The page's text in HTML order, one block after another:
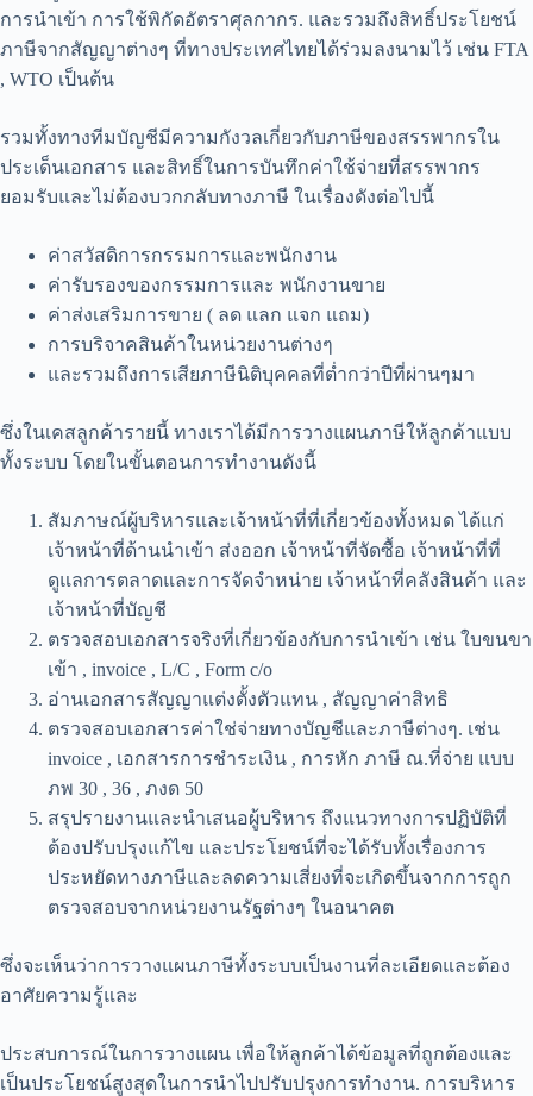
การนำเข้า การใช้พิกัดอัตราศุลกากร. และรวมถึงสิทธิ์ประโยชน์
ภาษีจากสัญญาต่างๆ ที่ทางประเทศไทยได้ร่วมลงนามไว้ เช่น FTA
, WTO เป็นต้น
รวมทั้งทางทีมบัญชีมีความกังวลเกี่ยวกับภาษีของสรรพากรใน
ประเด็นเอกสาร และสิทธิ์ในการบันทึกค่าใช้จ่ายที่สรรพากร
ยอมรับและไม่ต้องบวกกลับทางภาษี ในเรื่องดังต่อไปนี้
ค่าสวัสดิการกรรมการและพนักงาน
ค่ารับรองของกรรมการและ พนักงานขาย
ค่าส่งเสริมการขาย ( ลด แลก แจก แถม)
การบริจาคสินค้าในหน่วยงานต่างๆ
และรวมถึงการเสียภาษีนิติบุคคลที่ต่ำกว่าปีที่ผ่านๆมา
ซึ่งในเคสลูกค้ารายนี้ ทางเราได้มีการวางแผนภาษีให้ลูกค้าแบบ
ทั้งระบบ โดยในขั้นตอนการทำงานดังนี้
สัมภาษณ์ผู้บริหารและเจ้าหน้าที่ที่เกี่ยวข้องทั้งหมด ได้แก่
เจ้าหน้าที่ด้านนำเข้า ส่งออก เจ้าหน้าที่จัดซื้อ เจ้าหน้าที่ที่
ดูแลการตลาดและการจัดจำหน่าย เจ้าหน้าที่คลังสินค้า และ
เจ้าหน้าที่บัญชี
ตรวจสอบเอกสารจริงที่เกี่ยวข้องกับการนำเข้า เช่น ใบขนขา
เข้า , invoice , L/C , Form c/o
อ่านเอกสารสัญญาแต่งตั้งตัวแทน , สัญญาค่าสิทธิ
ตรวจสอบเอกสารค่าใช่จ่ายทางบัญชีและภาษีต่างๆ. เช่น
invoice , เอกสารการชำระเงิน , การหัก ภาษี ณ.ที่จ่าย แบบ
ภพ 30 , 36 , ภงด 50
สรุปรายงานและนำเสนอผู้บริหาร ถึงแนวทางการปฏิบัติที่
ต้องปรับปรุงแก้ไข และประโยชน์ที่จะได้รับทั้งเรื่องการ
ประหยัดทางภาษีและลดความเสี่ยงที่จะเกิดขึ้นจากการถูก
ตรวจสอบจากหน่วยงานรัฐต่างๆ ในอนาคต
ซึ่งจะเห็นว่าการวางแผนภาษีทั้งระบบเป็นงานที่ละเอียดและต้อง
อาศัยความรู้และ
ประสบการณ์ในการวางแผน เพื่อให้ลูกค้าได้ข้อมูลที่ถูกต้องและ
เป็นประโยชน์สูงสุดในการนำไปปรับปรุงการทำงาน. การบริหาร